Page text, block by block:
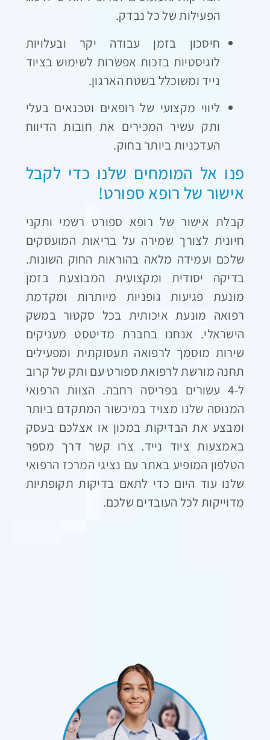
הפעילות של כל נבדק.
חיסכון בזמן עבודה יקר ובעלויות
לוגיסטיות בזכות אפשרות לשימוש בציוד
נייד ומשוכלל בשטח הארגון.
ליווי מקצועי של רופאים וטכנאים בעלי
ותק עשיר המכירים את חובות הדיווח
העדכניות ביותר בחוק.
פנו אל המומחים שלנו כדי לקבל
אישור של רופא ספורט!
קבלת אישור של רופא ספורט רשמי ותקני
חיונית לצורך שמירה על בריאות המועסקים
שלכם ועמידה מלאה בהוראות החוק השונות.
בדיקה יסודית ומקצועית המבוצעת בזמן
מונעת פגיעות גופניות מיותרות ומקדמת
רפואה מונעת איכותית בכל סקטור במשק
הישראלי. אנחנו בחברת מדיטסט מעניקים
שירות מוסמך לרפואה תעסוקתית ומפעילים
תחנה מורשת לרפואת ספורט עם ותק של קרוב
ל-4 עשורים בפריסה רחבה. הצוות הרפואי
המנוסה שלנו מצויד במיכשור המתקדם ביותר
ומבצע את הבדיקות במכון או אצלכם בעסק
באמצעות ציוד נייד. צרו קשר דרך מספר
הטלפון המופיע באתר עם נציגי המרכז הרפואי
שלנו עוד היום כדי לתאם בדיקות תקופתיות
מדוייקות לכל העובדים שלכם.